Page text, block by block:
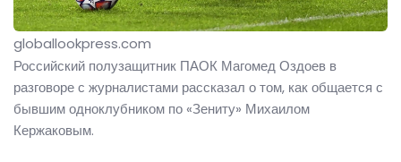
globallookpress.com
Российский полузащитник ПАОК Магомед Оздоев в
разговоре с журналистами рассказал о том, как общается с
бывшим одноклубником по «Зениту» Михаилом
Кержаковым.